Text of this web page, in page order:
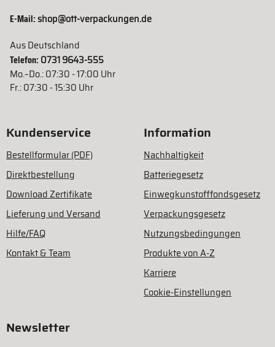
E-Mail:shop@ott-verpackungen.de
Aus Deutschland
Telefon: 0731 9643-555
Mo.–Do.: 07:30 - 17:00 Uhr
Fr.: 07:30 - 15:30 Uhr
Kundenservice
Bestellformular (PDF)
Direktbestellung
Download Zertifikate
Lieferung und Versand
Hilfe/FAQ
Kontakt & Team
Information
Nachhaltigkeit
Batteriegesetz
Einwegkunstofffondsgesetz
Verpackungsgesetz
Nutzungsbedingungen
Produkte von A-Z
Karriere
Cookie-Einstellungen
Newsletter